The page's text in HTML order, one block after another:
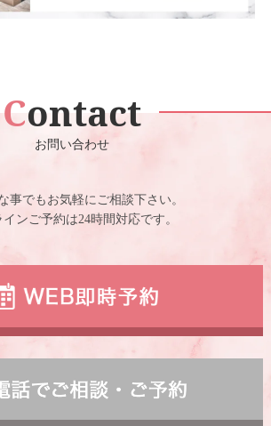
Contact
お問い合わせ
事でもお気軽にご相談下さい。
インご予約は24時間対応です。